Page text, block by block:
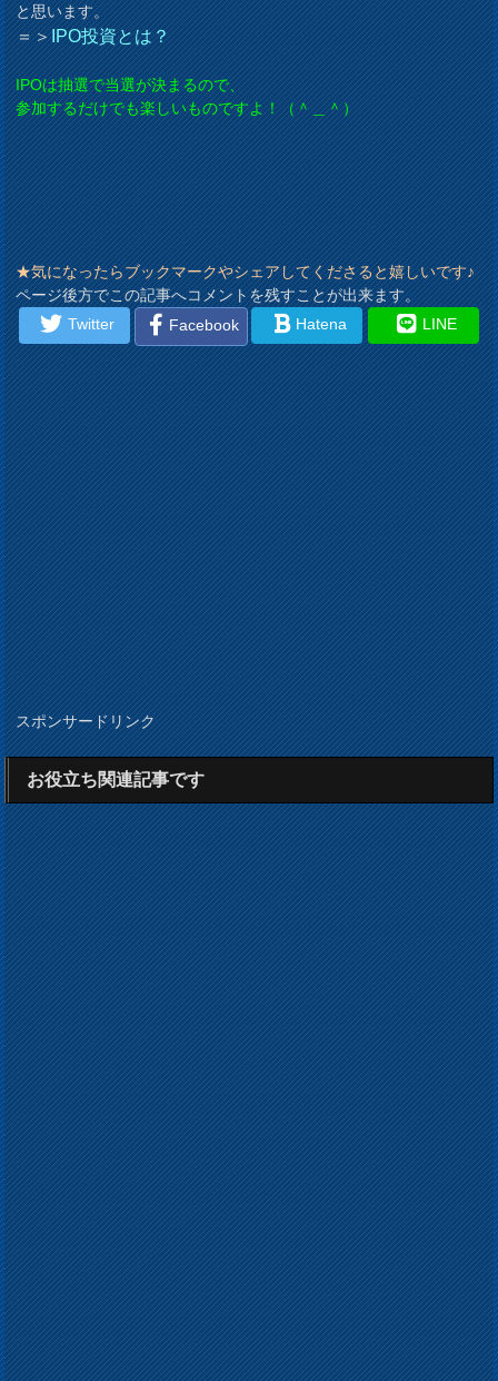
と思います。
＝＞IPO投資とは？
IPOは抽選で当選が決まるので、
参加するだけでも楽しいものですよ！（＾＿＾）
★気になったらブックマークやシェアしてくださると嬉しいです♪
ページ後方でこの記事へコメントを残すことが出来ます。
Twitter
Facebook Hatena LINE
スポンサードリンク
お役立ち関連記事です